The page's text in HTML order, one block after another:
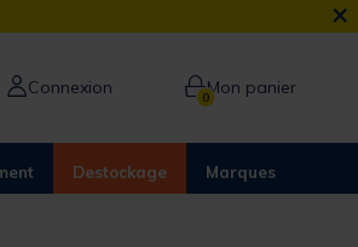
×
Connexion 0Mon panier
Destockage Marques